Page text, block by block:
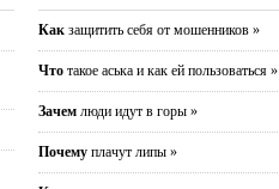
Как защитить себя от мошенников »
Что такое аська и как ей пользоваться »
Зачем люди идут в горы »
Почему плачут липы »